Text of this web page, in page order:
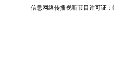
信息网络传播视听节目许可证：